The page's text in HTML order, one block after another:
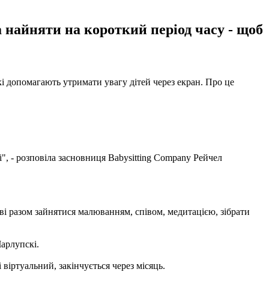
найняти на короткий період часу - щоб
допомагають утримати увагу дітей через екран. Про це
- розповіла засновниця Babysitting Company Рейчел
разом зайнятися малюванням, співом, медитацією, зібрати
закінчується через місяць.